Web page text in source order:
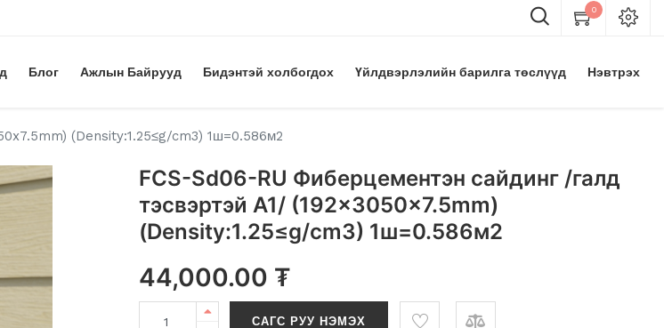
0
Блог Ажлын Байрууд Бидэнтэй холбогдох Үйлдвэрлэлийн барилга төслүүд Нэвтрэх
(Density:1.25≤g/cm3) 1ш=0.586м2
FCS-Sd06-RU Фиберцементэн сайдинг /галд
тэсвэртэй A1/ (192x3050x7.5mm)
(Density:1.25≤g/cm3) 1ш=0.586м2
44,000.00 ₮
САГС РУУ НЭМЭХ